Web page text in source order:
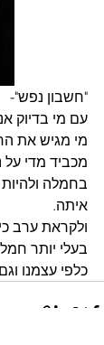
"חשבון נפש"-
עם מי בדיוק
מי מגיש את
מכביד מדי
איתה.
ולקראת ערב
כלפי עצמנו